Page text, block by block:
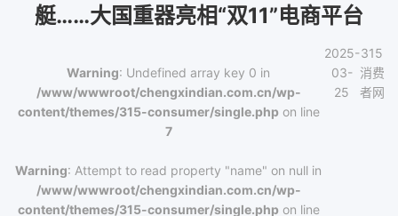
艇……大国重器亮相“双11”电商平台
Warning: Undefined array key 0 in
/www/wwwroot/chengxindian.com.cn/wp-
content/themes/315-consumer/single.phpon line
7
Warning: Attempt to read property "name" on null in
/www/wwwroot/chengxindian.com.cn/wp-
content/themes/315-consumer/single.phpon line
2025-
03-
25
315
消费
者网